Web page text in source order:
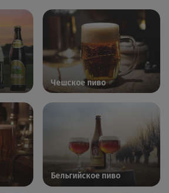
Чешское пиво
Бельгийское пиво